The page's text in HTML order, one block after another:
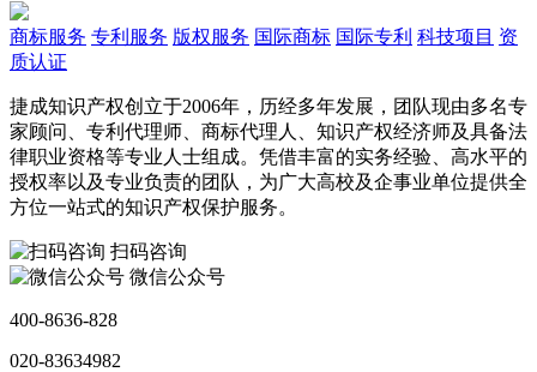
商标服务 专利服务 版权服务 国际商标 国际专利 科技项目 资
质认证
捷成知识产权创立于2006年，历经多年发展，团队现由多名专
家顾问、专利代理师、商标代理人、知识产权经济师及具备法
律职业资格等专业人士组成。凭借丰富的实务经验、高水平的
授权率以及专业负责的团队，为广大高校及企事业单位提供全
方位一站式的知识产权保护服务。
扫码咨询
微信公众号
400-8636-828
020-83634982